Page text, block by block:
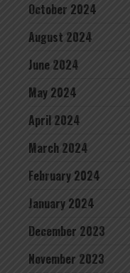
October 2024
August 2024
June 2024
May 2024
April 2024
March 2024
February 2024
January 2024
December 2023
November 2023